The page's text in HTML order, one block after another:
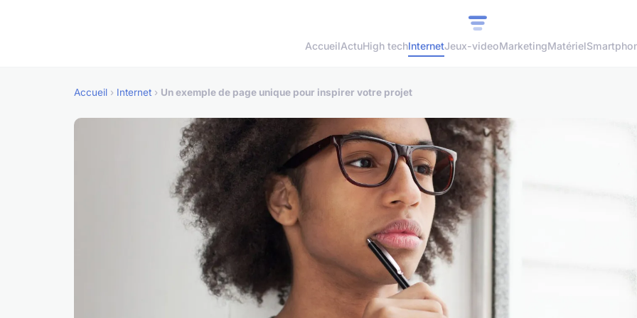
AccueilActuHigh techInternetJeux-videoMarketingMatériel
Accueil › Internet › Un exemple de page unique pour inspirer votre projet